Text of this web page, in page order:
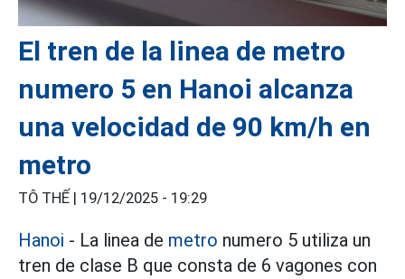
El tren de la linea de metro
numero 5 en Hanoi alcanza
una velocidad de 90 km/h en
metro
TÔ THẾ | 19/12/2025 - 19:29
Hanoi - La linea de metro numero 5 utiliza un
tren de clase B que consta de 6 vagones con